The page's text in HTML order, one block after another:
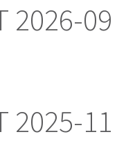
2026-09
2025-11